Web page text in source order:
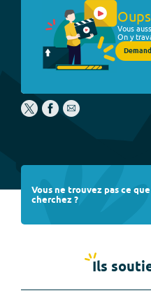
Vous
On y
Vous ne trouvez pas ce
cherchez ?
Ils